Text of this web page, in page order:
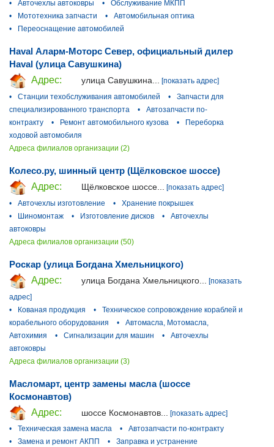
•
Авточехлы автоковры •
Обслуживание МКПП
•
Мототехника запчасти •
Автомобильная оптика
•
Переоснащение автомобилей
Haval Аларм-Моторс Север, официальный дилер
Haval (улица Савушкина)
Адрес:
улица Савушкина... [показать адрес]
•
Станции техобслуживания автомобилей •
Запчасти для
специализированного транспорта
•
Автозапчасти по-
контракту
• Ремонт автомобильного кузова •
Переборка
ходовой автомобиля
Адреса филиалов организации (2)
Колесо.ру, шинный центр (Щёлковское шоссе)
Адрес:
Щёлковское шоссе...
[показать адрес]
•
Авточехлы изготовление •
Хранение покрышек
•
Шиномонтаж • Изготовление дисков •
Авточехлы
автоковры
Адреса филиалов организации (50)
Роскар (улица Богдана Хмельницкого)
Адрес:
улица Богдана Хмельницкого...
[показать
адрес]
•
Кованая продукция •
Техническое сопровождение кораблей и
корабельного оборудования
•
Автомасла, Мотомасла,
Автохимия
• Сигнализации для машин •
Авточехлы
автоковры
Адреса филиалов организации (3)
Масломарт, центр замены масла (шоссе
Космонавтов)
Адрес:
шоссе Космонавтов...
[показать адрес]
•
Техническая замена масла •
Автозапчасти по-контракту
•
Замена и ремонт АКПП •
Заправка и устранение